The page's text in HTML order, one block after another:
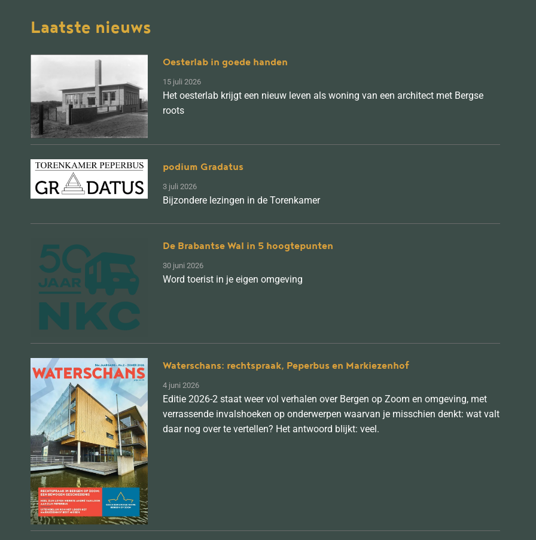
Laatste nieuws
Oesterlab in goede handen
15 juli 2026
Het oesterlab krijgt een nieuw leven als woning van een architect met Bergse
roots
podium Gradatus
3 juli 2026
Bijzondere lezingen in de Torenkamer
De Brabantse Wal in 5 hoogtepunten
30 juni 2026
Word toerist in je eigen omgeving
Waterschans: rechtspraak, Peperbus en Markiezenhof
4 juni 2026
Editie 2026-2 staat weer vol verhalen over Bergen op Zoom en omgeving, met
verrassende invalshoeken op onderwerpen waarvan je misschien denkt: wat valt
daar nog over te vertellen? Het antwoord blijkt: veel.